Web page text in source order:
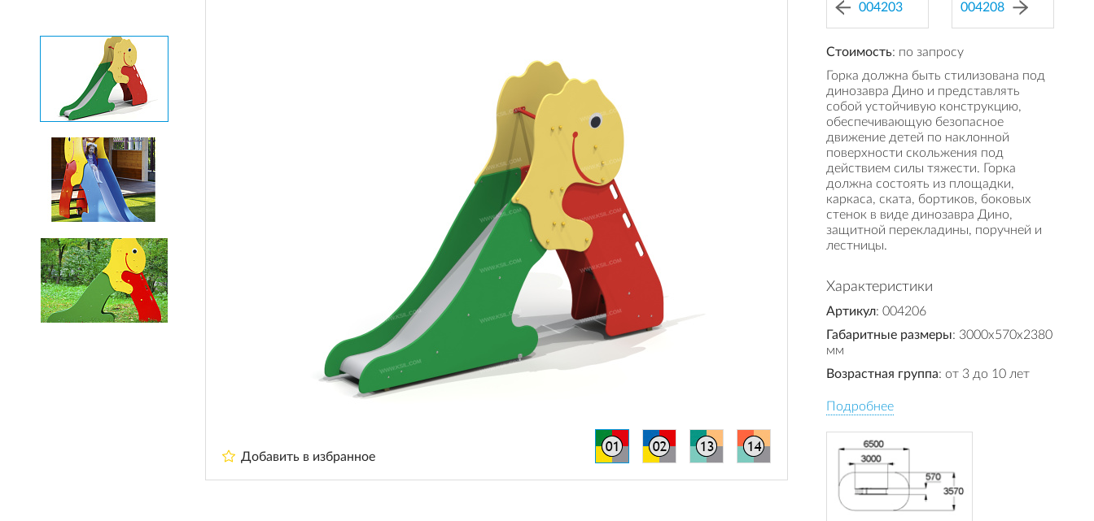
Добавить в избранное
004203 004208
Стоимость: по запросу
Горка должна быть стилизована под
динозавра Дино и представлять
собой устойчивую конструкцию,
обеспечивающую безопасное
движение детей по наклонной
поверхности скольжения под
действием силы тяжести. Горка
должна состоять из площадки,
каркаса, ската, бортиков, боковых
стенок в виде динозавра Дино,
защитной перекладины, поручней и
лестницы.
Характеристики
Артикул: 004206
Габаритные размеры: 3000x570x2380
мм
Возрастная группа: от 3 до 10 лет
Подробнее